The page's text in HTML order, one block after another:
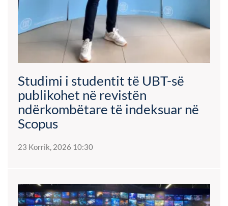
Studimi i studentit të UBT-së
publikohet në revistën
ndërkombëtare të indeksuar në
Scopus
23 Korrik, 2026 10:30